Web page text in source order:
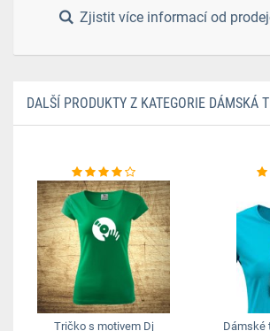
Zjistit více informací od
DALŠÍ PRODUKTY Z KATEGORIE DÁMSKÁ
Tričko s motivem Dj Dámské